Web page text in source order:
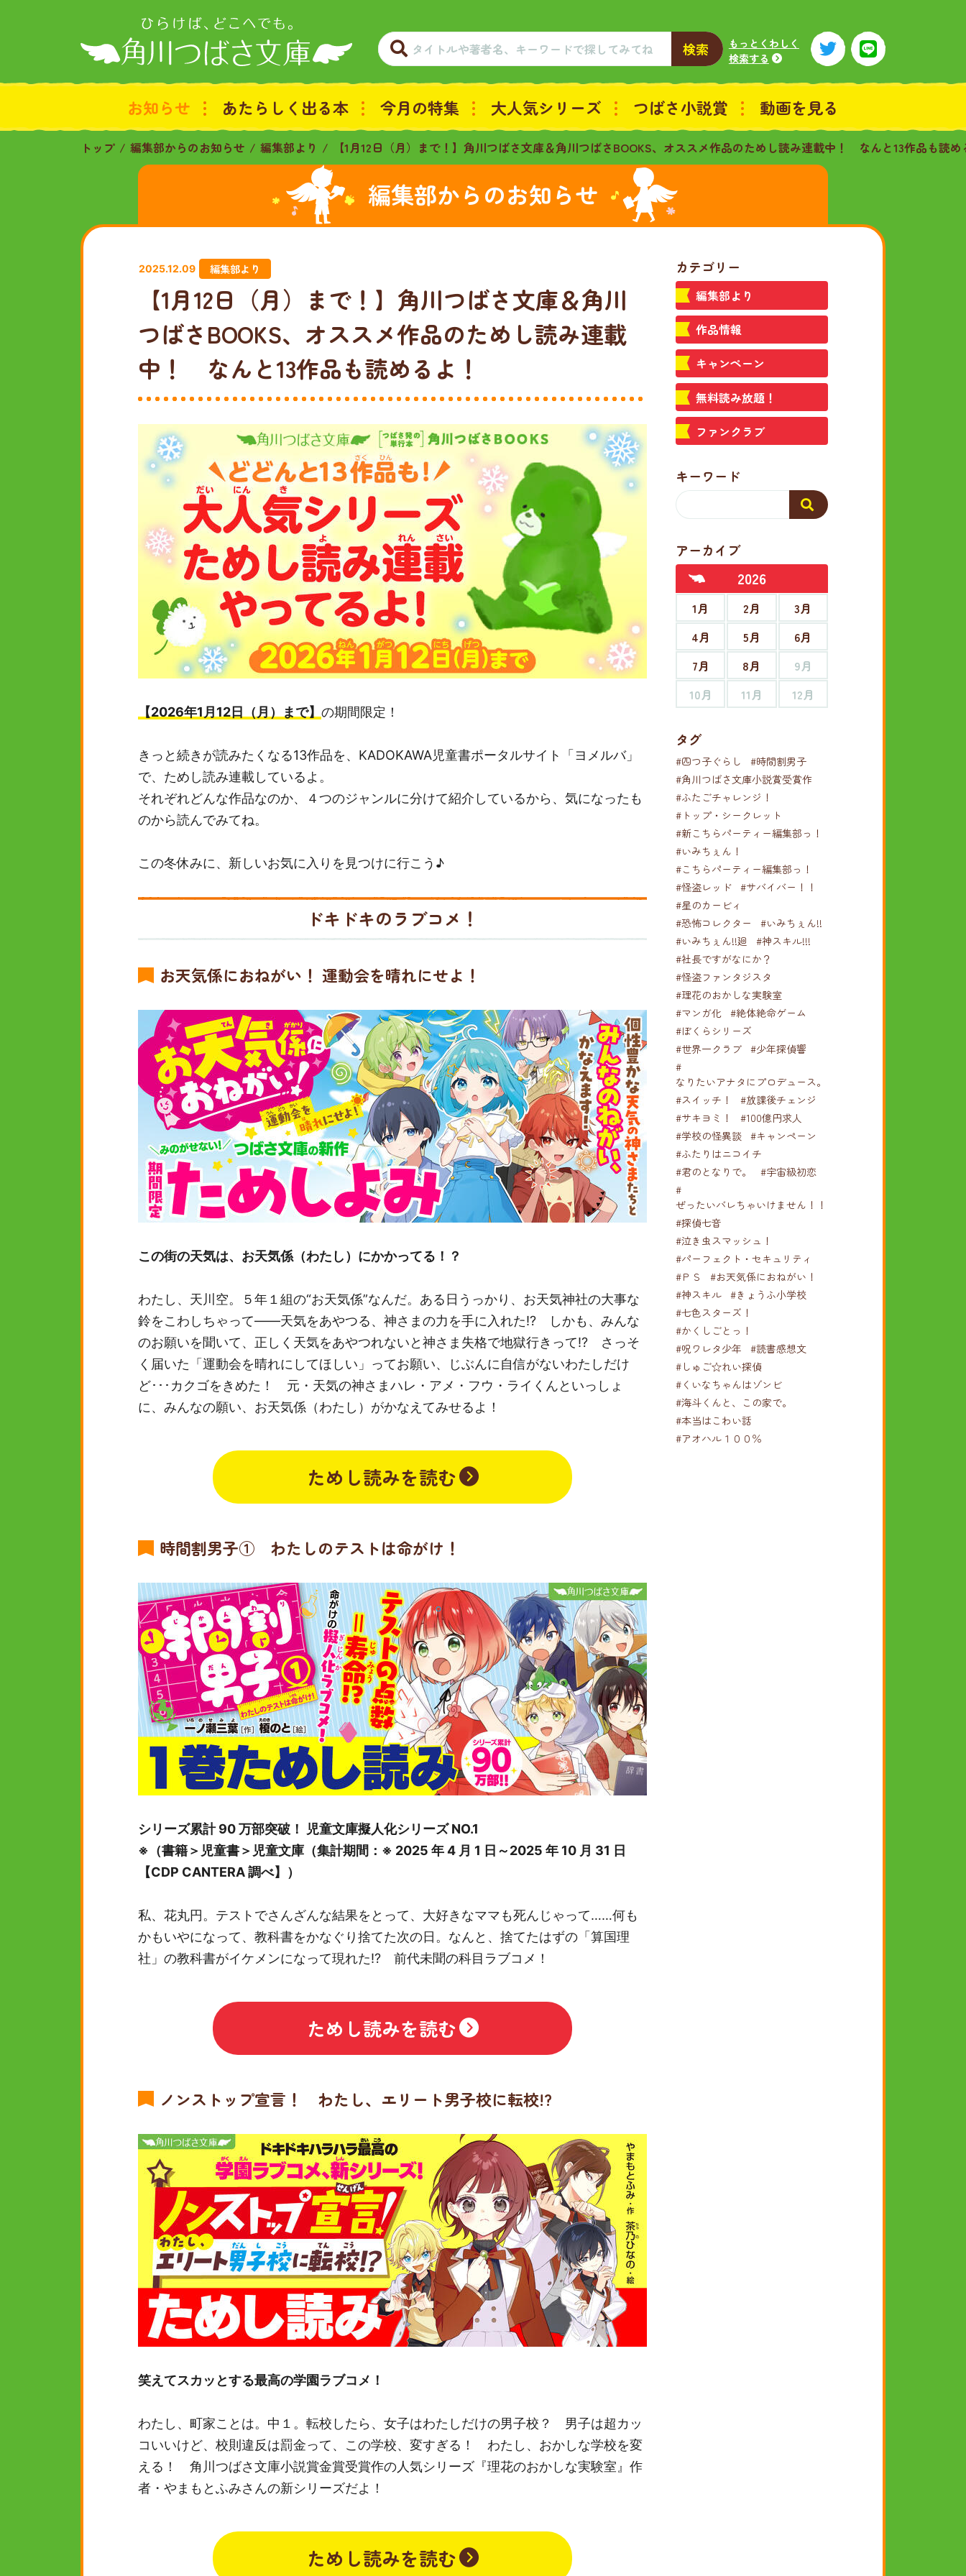
検索
もっとくわしく
検索する
お知らせ あたらしく出る本 今月の特集 大人気シリーズ つばさ小説賞 動画を見る
トップ 編集部からのお知らせ 編集部より 【1月12日（月）まで！】角川つばさ文庫＆角川つばさBOOKS、オススメ作品のためし読み連載中！ なんと13作品も読め
編集部からのお知らせ
2025.12.09 編集部より
【1月12日（月）まで！】角川つばさ文庫＆角川
つばさBOOKS、オススメ作品のためし読み連載
中！ なんと13作品も読めるよ！
【2026年1月12日（月）まで】 の期間限定！
きっと続きが読みたくなる13作品を、KADOKAWA児童書ポータルサイト「ヨメルバ」
で、ためし読み連載しているよ。
それぞれどんな作品なのか、４つのジャンルに分けて紹介しているから、気になったも
のから読んでみてね。
この冬休みに、新しいお気に入りを見つけに行こう♪
ドキドキのラブコメ！
お天気係におねがい！ 運動会を晴れにせよ！
この街の天気は、お天気係（わたし）にかかってる！？
わたし、天川空。５年１組の“お天気係”なんだ。ある日うっかり、お天気神社の大事な
鈴をこわしちゃって――天気をあやつる、神さまの力を手に入れた⁉ しかも、みんな
のお願いを聞いて、正しく天気をあやつれないと神さま失格で地獄行きって⁉ さっそ
く届いた「運動会を晴れにしてほしい」ってお願い、じぶんに自信がないわたしだけ
ど･･･カクゴをきめた！ 元・天気の神さまハレ・アメ・フウ・ライくんといっしょ
に、みんなの願い、お天気係（わたし）がかなえてみせるよ！
ためし読みを読む
時間割男子① わたしのテストは命がけ！
シリーズ累計 90 万部突破！ 児童文庫擬人化シリーズ NO.1
※（書籍＞児童書＞児童文庫（集計期間：※ 2025 年 4 月 1 日～2025 年 10 月 31 日
【CDP CANTERA 調べ】）
私、花丸円。テストでさんざんな結果をとって、大好きなママも死んじゃって……何も
かもいやになって、教科書をかなぐり捨てた次の日。なんと、捨てたはずの「算国理
社」の教科書がイケメンになって現れた!? 前代未聞の科目ラブコメ！
ためし読みを読む
ノンストップ宣言！ わたし、エリート男子校に転校!?
笑えてスカッとする最高の学園ラブコメ！
わたし、町家ことは。中１。転校したら、女子はわたしだけの男子校？ 男子は超カッ
コいいけど、校則違反は罰金って、この学校、変すぎる！ わたし、おかしな学校を変
える！ 角川つばさ文庫小説賞金賞受賞作の人気シリーズ『理花のおかしな実験室』作
者・やまもとふみさんの新シリーズだよ！
ためし読みを読む
カテゴリー
編集部より
作品情報
キャンペーン
無料読み放題！
ファンクラブ
キーワード
アーカイブ
2026
1月 2月
3月
4月
5月
6月
7月
8月
9月
10月
11月 12月
タグ
#四つ子ぐらし
#時間割男子
#角川つばさ文庫小説賞受賞作
#ふたごチャレンジ！
#トップ・シークレット
#新こちらパーティー編集部っ！
#いみちぇん！
#こちらパーティー編集部っ！
#怪盗レッド #サバイバー！！
#星のカービィ
#恐怖コレクター
#いみちぇん!!
#いみちぇん!!廻
#神スキル!!!
#社長ですがなにか？
#怪盗ファンタジスタ
#理花のおかしな実験室
#マンガ化 #絶体絶命ゲーム
#ぼくらシリーズ
#世界一クラブ #少年探偵響
#
なりたいアナタにプロデュース。
#スイッチ！
#放課後チェンジ
#サキヨミ！
#100億円求人
#学校の怪異談 #キャンペーン
#ふたりはニコイチ
#君のとなりで。
#宇宙級初恋
#
ぜったいバレちゃいけません！！！
#探偵七音
#泣き虫スマッシュ！
#パーフェクト・セキュリティ
#ＰＳ
#お天気係におねがい！
#神スキル #きょうふ小学校
#七色スターズ！
#かくしごとっ！
#呪ワレタ少年
#読書感想文
#しゅご☆れい探偵
#くいなちゃんはゾンビ
#海斗くんと、この家で。
#本当はこわい話
#アオハル１００％